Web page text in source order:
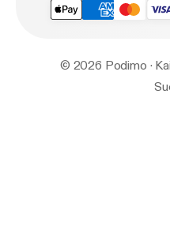
© 2026 Podimo ·